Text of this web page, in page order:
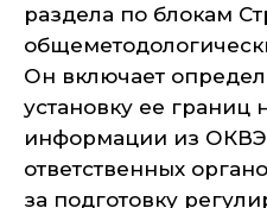
раздела по блокам
Он включает
установку ее границ
информации из
ответственных
за подготовку